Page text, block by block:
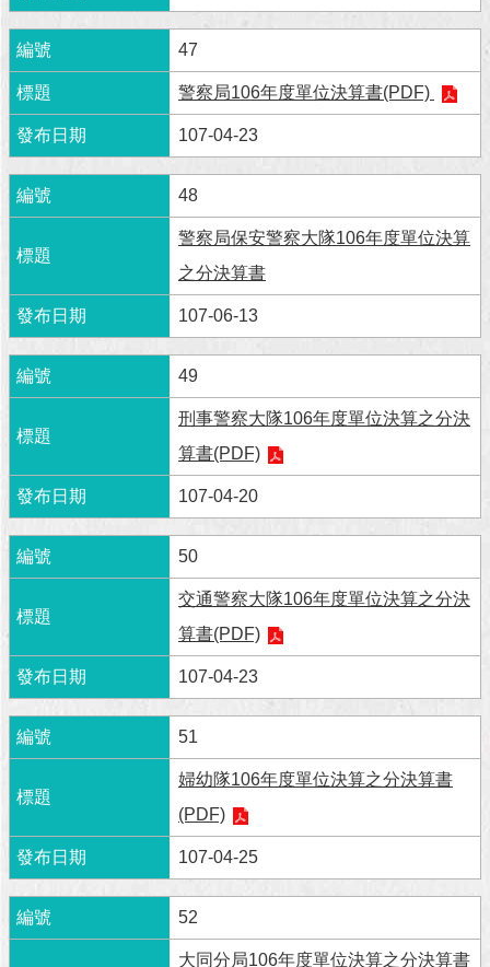
回
首
頁
網
站
導
覽
見
問
答
時
聞
澄
清
雙
詞
台
北
通
情
統
公
民
47
警察局106年度單位決算書(PDF)
107-04-23
48
警察局保安警察大隊106年度單位決算
之分決算書
107-06-13
49
刑事警察大隊106年度單位決算之分決
算書(PDF)
107-04-20
50
交通警察大隊106年度單位決算之分決
算書(PDF)
107-04-23
51
婦幼隊106年度單位決算之分決算書
(PDF)
107-04-25
52
大同分局106年度單位決算之分決算書